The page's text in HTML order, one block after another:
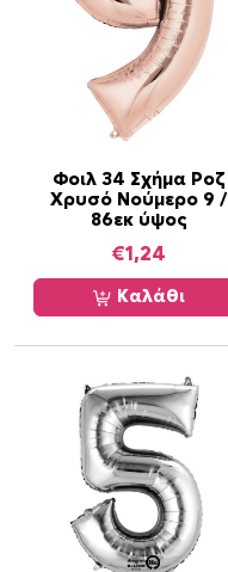
Φοιλ 34 Σχήμα Ροζ
Χρυσό Νούμερο 9 /
86εκ ύψος
€1,24
Καλάθι